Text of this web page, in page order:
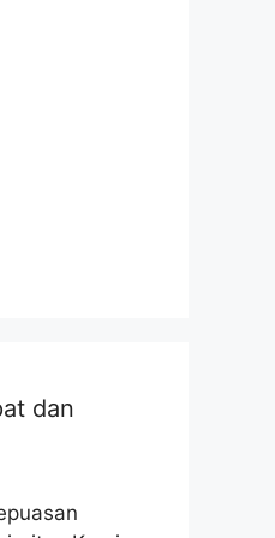
dan